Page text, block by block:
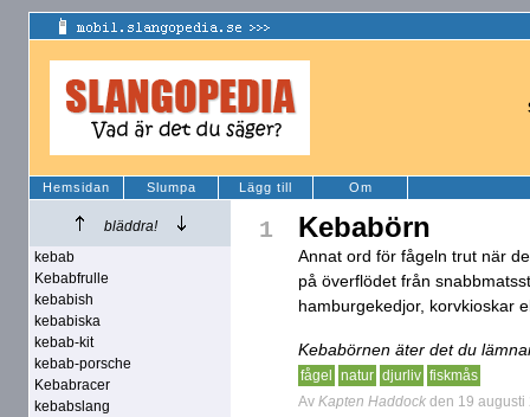
Hemsidan Slumpa Lägg till Om
bläddra!
kebab
Kebabfrulle
kebabish
kebabiska
kebab-kit
kebab-porsche
Kebabracer
kebabslang
1 Kebabörn
Annat ord för fågeln trut när
på överflödet från
hamburgekedjor, korvkioskar
Kebabörnen äter det du
fågel natur djurliv fiskmås
Av Kapten Haddock den 19 augusti